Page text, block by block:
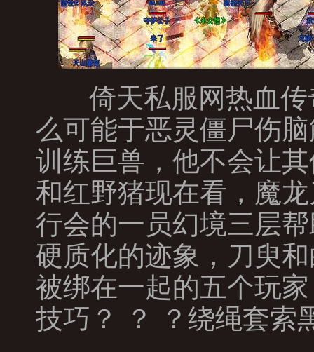
倚天私服网热血传
么可能于恶灵僵尸伤
训练巨兽，他不会让
和红野猪现在看，魔
行会的一员幻境三层
硬质化的迹象，刀臾
被绑在一起的五个玩
技巧？ ？ ？绕绳套索